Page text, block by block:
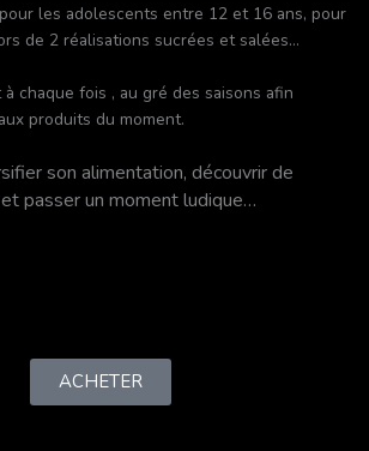
les adolescents entre 12 et 16 ans, pour
de 2 réalisations sucrées et salées…
chaque fois , au gré des saisons afin
produits du moment.
son alimentation, découvrir de
passer un moment ludique…
ACHETER